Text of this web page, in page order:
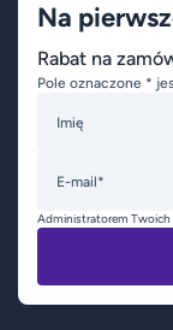
Na
Rabat na
Pole oznaczone *
Imię
E-mail*
Administratorem